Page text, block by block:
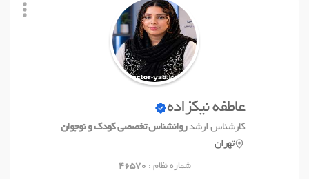
عاطفه نیکزاده
کارشناس ارشدروانشناس تخصصی کودک و نوجوان
تهران
شماره نظام : 46570